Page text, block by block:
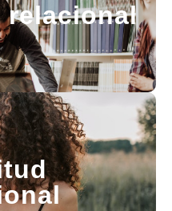
relacional